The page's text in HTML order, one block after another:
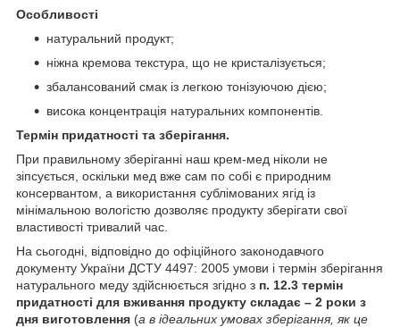
Особливості
натуральний продукт;
ніжна кремова текстура, що не кристалізується;
збалансований смак із легкою тонізуючою дією;
висока концентрація натуральних компонентів.
Термін придатності та зберігання.
При правильному зберіганні наш крем-мед ніколи не
зіпсується, оскільки мед вже сам по собі є природним
консервантом, а використання сублімованих ягід із
мінімальною вологістю дозволяє продукту зберігати свої
властивості тривалий час.
На сьогодні, відповідно до офіційного законодавчого
документу України ДСТУ 4497: 2005 умови і термін зберігання
натурального меду здійснюється згідно з п. 12.3 термін
придатності для вживання продукту складає – 2 роки з
дня виготовлення (а в ідеальних умовах зберігання, як це